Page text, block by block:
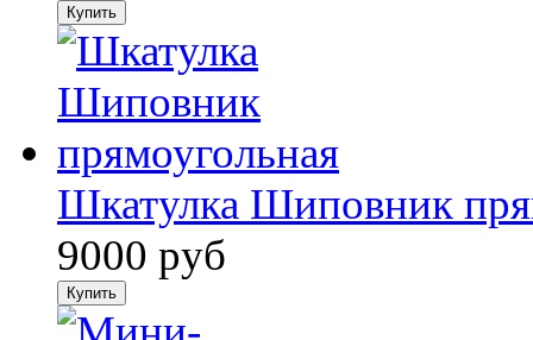
Шкатулка Шиповник
9000 руб